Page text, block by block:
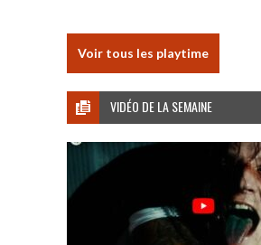
Voir tous les playtime
VIDÉO DE LA SEMAINE